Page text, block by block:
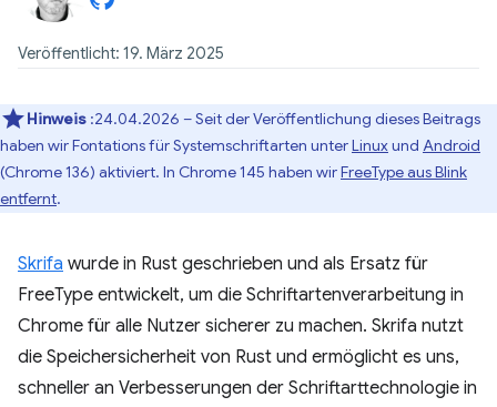
Veröffentlicht: 19. März 2025
Hinweis :24.04.2026 – Seit der Veröffentlichung dieses Beitrags
haben wir Fontations für Systemschriftarten unterLinuxund Android
(Chrome 136) aktiviert. In Chrome 145 haben wirFreeType aus Blink
entfernt.
Skrifa wurde in Rust geschrieben und als Ersatz für
FreeType entwickelt, um die Schriftartenverarbeitung in
Chrome für alle Nutzer sicherer zu machen. Skrifa nutzt
die Speichersicherheit von Rust und ermöglicht es uns,
schneller an Verbesserungen der Schriftarttechnologie in